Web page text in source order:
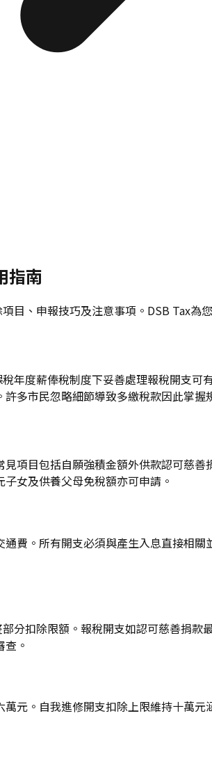
指南
目、申報技巧及注意事項。DSB Tax為
年度薪俸稅制度下妥善處理報稅開支
多市民忽略細節導致多繳稅款因此掌握
項目包括自願強積金額外供款認可慈
女及供養父母免稅額亦可申請。
費。所有開支必須與產生入息直接相
分扣除限額。報稅開支如認可慈善捐
。
元。自我進修開支扣除上限維持十萬